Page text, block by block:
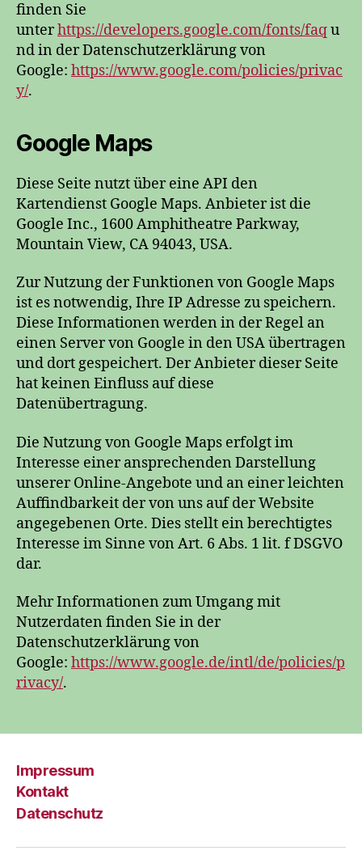
finden Sie
unterhttps://developers.google.com/fonts/faqu
nd in der Datenschutzerklärung von
Google: https://www.google.com/policies/privac
y/.
Google Maps
Diese Seite nutzt über eine API den
Kartendienst Google Maps. Anbieter ist die
Google Inc., 1600 Amphitheatre Parkway,
Mountain View, CA 94043, USA.
Zur Nutzung der Funktionen von Google Maps
ist es notwendig, Ihre IP Adresse zu speichern.
Diese Informationen werden in der Regel an
einen Server von Google in den USA übertragen
und dort gespeichert. Der Anbieter dieser Seite
hat keinen Einfluss auf diese
Datenübertragung.
Die Nutzung von Google Maps erfolgt im
Interesse einer ansprechenden Darstellung
unserer Online-Angebote und an einer leichten
Auffindbarkeit der von uns auf der Website
angegebenen Orte. Dies stellt ein berechtigtes
Interesse im Sinne von Art. 6 Abs. 1 lit. f DSGVO
dar.
Mehr Informationen zum Umgang mit
Nutzerdaten finden Sie in der
Datenschutzerklärung von
Google: https://www.google.de/intl/de/policies/p
rivacy/.
Impressum
Kontakt
Datenschutz